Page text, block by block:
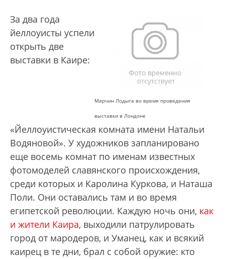
Марчин Лодыга во время проведения
выставки в Лондоне
За два года
йеллоуисты успели
открыть две
выставки в Каире:
«Йеллоуистическая комната имени Натальи
Водяновой». У художников запланировано
еще восемь комнат по именам известных
фотомоделей славянского происхождения,
среди которых и Каролина Куркова, и Наташа
Поли. Они оставались там и во время
египетской революции. Каждую ночь они, как
и жители Каира, выходили патрулировать
город от мародеров, и Уманец, как и всякий
каирец в те дни, брал с собой оружие: кто